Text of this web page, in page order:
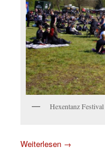
Hexentanz Festival
Weiterlesen →